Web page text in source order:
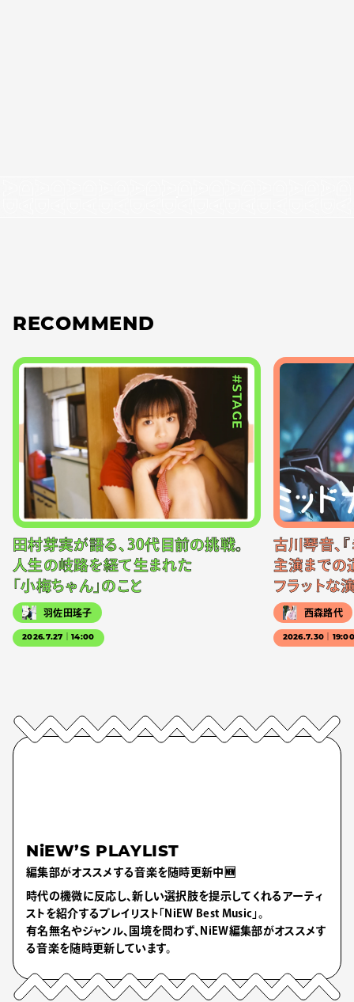
RECOMMEND
#STAGE
田村芽実が語る、30代目前の挑戦。
人生の岐路を経て生まれた
「小梅ちゃん」のこと
羽佐田瑤子
2026.7.27｜14:00
古川琴音、
主演までの
フラットな
西森路代
2026.7.30｜
NiEW’S PLAYLIST
編集部がオススメする音楽を随時更新中🆕
時代の機微に反応し、新しい選択肢を提示してくれるアーティ
ストを紹介するプレイリスト「NiEW Best Music」。
有名無名やジャンル、国境を問わず、NiEW編集部がオススメす
る音楽を随時更新しています。